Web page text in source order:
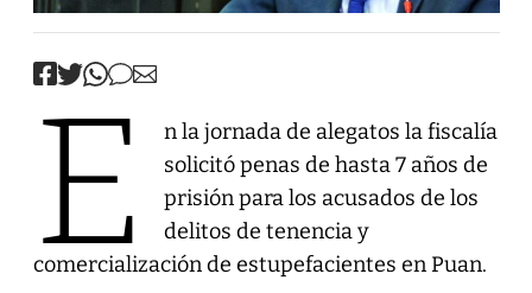
E
n la jornada de alegatos la fiscalía
solicitó penas de hasta 7 años de
prisión para los acusados de los
delitos de tenencia y
comercialización de estupefacientes en Puan.